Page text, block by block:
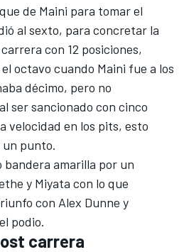
de Maini para tomar el
al sexto, para concretar la
con 12 posiciones,
octavo cuando Maini fue a los
décimo, pero no
ser sancionado con cinco
velocidad en los pits, esto
punto.
amarilla por un
y Miyata con lo que
con Alex Dunne y
podio.
carrera